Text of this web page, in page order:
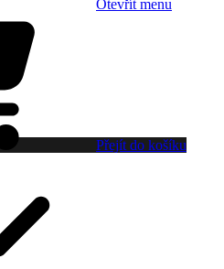
Otevřít menu
Přejít do košíku